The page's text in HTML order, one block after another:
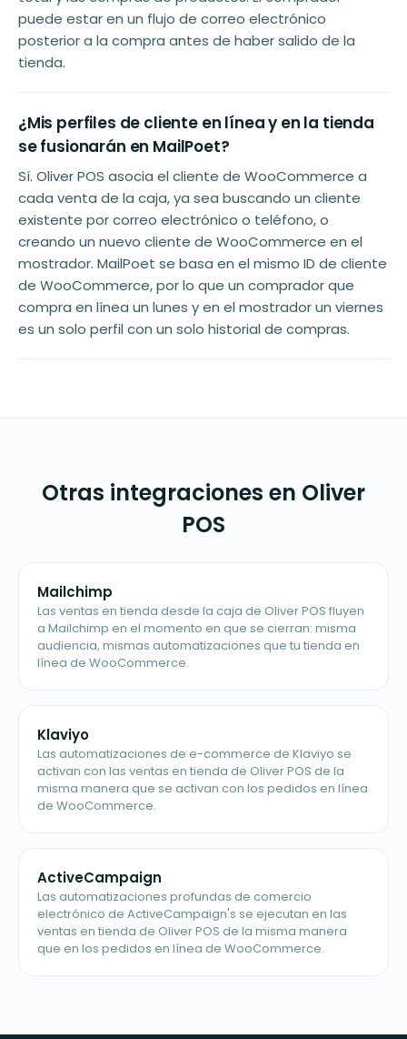
puede estar en un flujo de correo electrónico
posterior a la compra antes de haber salido de la
tienda.
¿Mis perfiles de cliente en línea y en la tienda
se fusionarán en MailPoet?
Sí. Oliver POS asocia el cliente de WooCommerce a
cada venta de la caja, ya sea buscando un cliente
existente por correo electrónico o teléfono, o
creando un nuevo cliente de WooCommerce en el
mostrador. MailPoet se basa en el mismo ID de cliente
de WooCommerce, por lo que un comprador que
compra en línea un lunes y en el mostrador un viernes
es un solo perfil con un solo historial de compras.
Otras integraciones en Oliver
POS
Mailchimp
Las ventas en tienda desde la caja de Oliver POS fluyen
a Mailchimp en el momento en que se cierran: misma
audiencia, mismas automatizaciones que tu tienda en
línea de WooCommerce.
Klaviyo
Las automatizaciones de e-commerce de Klaviyo se
activan con las ventas en tienda de Oliver POS de la
misma manera que se activan con los pedidos en línea
de WooCommerce.
ActiveCampaign
Las automatizaciones profundas de comercio
electrónico de ActiveCampaign's se ejecutan en las
ventas en tienda de Oliver POS de la misma manera
que en los pedidos en línea de WooCommerce.